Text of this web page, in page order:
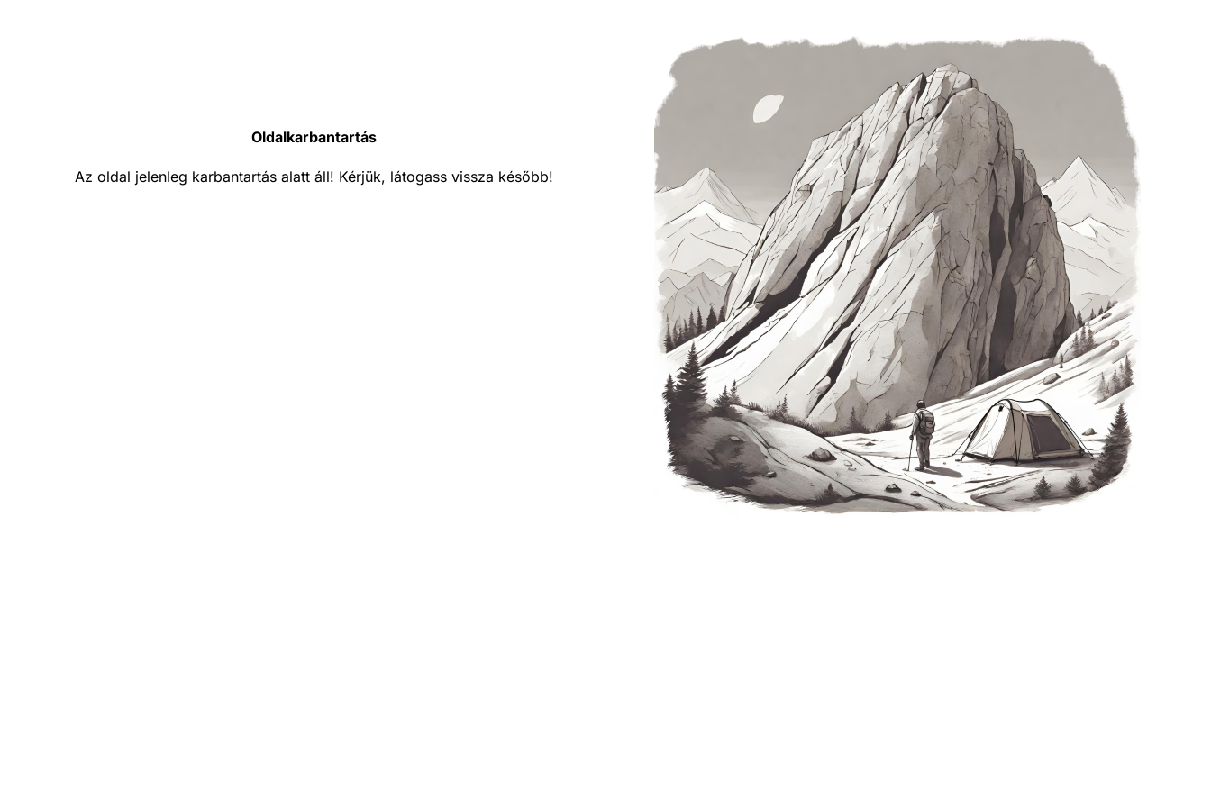
Oldalkarbantartás
Az oldal jelenleg karbantartás alatt áll! Kérjük, látogass vissza később!